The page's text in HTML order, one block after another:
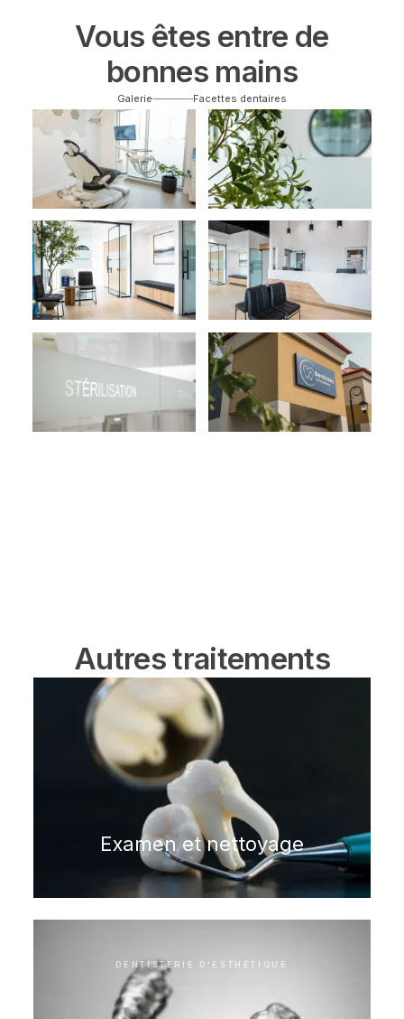
Vous êtes entre de
bonnes mains
Galerie Facettes dentaires
Autres traitements
Examen et nettoyage
DENTISTERIE D'ESTHÉTIQUE